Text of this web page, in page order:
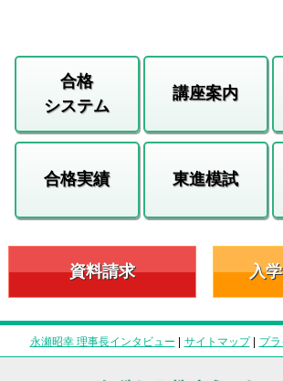
合格
システム
講座案内
合格実績 東進模試
資料請求 入
永瀬昭幸 理事長インタビュー | サイトマップ| プ